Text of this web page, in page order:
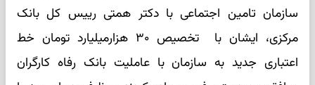
سازمان تامین اجتماعی با دکتر همتی رییس کل بانک
مرکزی، ایشان با تخصیص ۳۰ هزارمیلیارد تومان خط
اعتباری جدید به سازمان با عاملیت بانک رفاه کارگران